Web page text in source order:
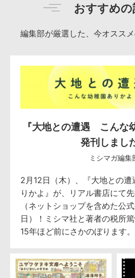
おすすめの
編集部が厳選した、今オスス
『大地との遭遇 こんな
発刊しまし
ミシマガ編集
2月12日（木）、『大地との
りかよ』が、リアル書店にて
（ネットショップを含めた公
日）！ミシマ社と著者の税所
15年ほど前にさかのぼります。